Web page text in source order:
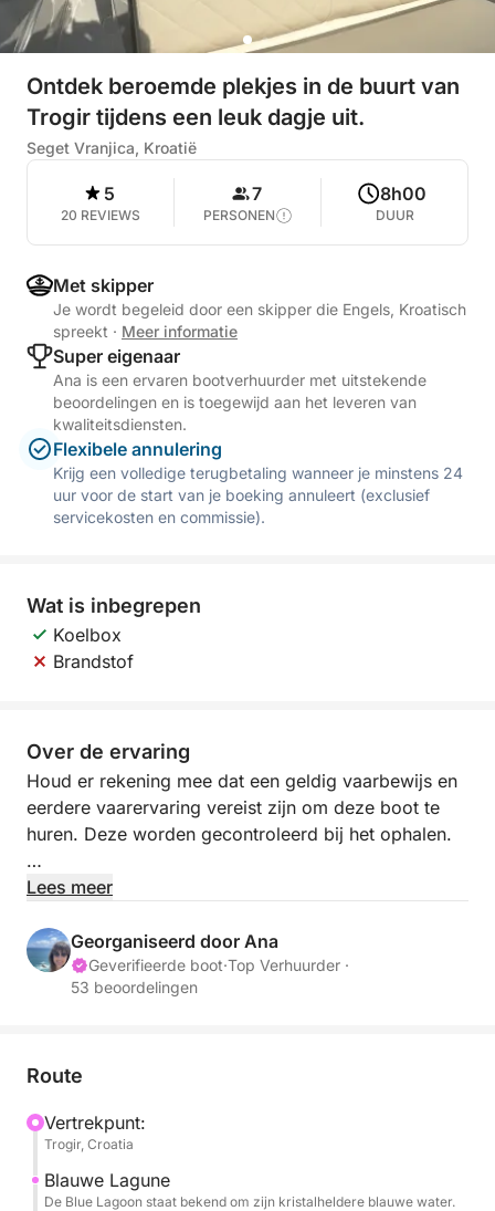
Ontdek beroemde plekjes in de buurt van
Trogir tijdens een leuk dagje uit.
Seget Vranjica, Kroatië
5
20 REVIEWS
7
PERSONEN
8h00
DUUR
Met skipper
Je wordt begeleid door een skipper die Engels, Kroatisch
spreekt · Meer informatie
Super eigenaar
Ana is een ervaren bootverhuurder met uitstekende
beoordelingen en is toegewijd aan het leveren van
kwaliteitsdiensten.
Flexibele annulering
Krijg een volledige terugbetaling wanneer je minstens 24
uur voor de start van je boeking annuleert (exclusief
servicekosten en commissie).
Wat is inbegrepen
Koelbox
Brandstof
Over de ervaring
Houd er rekening mee dat een geldig vaarbewijs en
eerdere vaarervaring vereist zijn om deze boot te
huren. Deze worden gecontroleerd bij het ophalen.
De gloednieuwe Quicksilver 705 Open combineert
Met zijn strakke design en ruime indeling biedt de
boot plaats aan maximaal 8 personen.
water met familie en vrienden.
De brandstof is niet inbegrepen in de prijs en dient
aan het einde van de huurperiode te worden betaald.
Lees meer
Georganiseerd door Ana
Geverifieerde boot·Top Verhuurder ·
53 beoordelingen
Route
Vertrekpunt:
Trogir, Croatia
Blauwe Lagune
De Blue Lagoon staat bekend om zijn kristalheldere blauwe water.